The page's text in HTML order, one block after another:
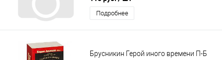
Подробнее
Брусникин Герой иного времени П-Б